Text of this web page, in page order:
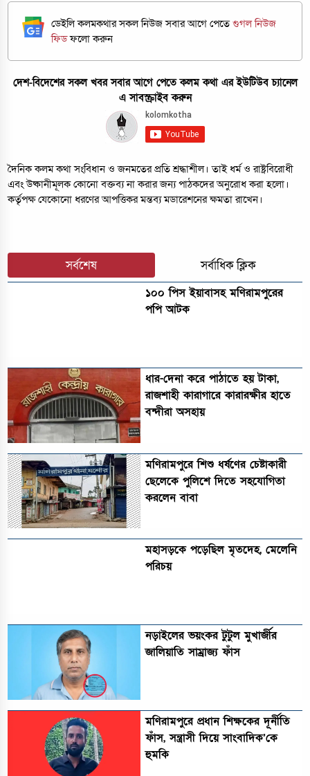
ডেইলি কলমকথার সকল নিউজ সবার আগে পেতেগুগল নিউজ
ফিডফলো করুন
দেশ-বিদেশের সকল খবর সবার আগে পেতে কলম কথা এর ইউটিউব চ্যানেল
এ সাবস্ক্রাইব করুন
দৈনিক কলম কথা সংবিধান ও জনমতের প্রতি শ্রদ্ধাশীল। তাই ধর্ম ও রাষ্ট্রবিরোধী
এবং উষ্কানীমূলক কোনো বক্তব্য না করার জন্য পাঠকদের অনুরোধ করা হলো।
কর্তৃপক্ষ যেকোনো ধরণের আপত্তিকর মন্তব্য মডারেশনের ক্ষমতা রাখেন।
সর্বশেষ সর্বাধিক ক্লিক
১০০ পিস ইয়াবাসহ মণিরামপুরের
পপি আটক
ধার-দেনা করে পাঠাতে হয় টাকা,
রাজশাহী কারাগারে কারারক্ষীর হাতে
বন্দীরা অসহায়
মণিরামপুরে শিশু ধর্ষণের চেষ্টাকারী
ছেলেকে পুলিশে দিতে সহযোগিতা
করলেন বাবা
মহাসড়কে পড়েছিল মৃতদেহ, মেলেনি
পরিচয়
নড়াইলের ভয়ংকর টুটুল মুখার্জীর
জালিয়াতি সাম্রাজ্য ফাঁস
মণিরামপুরে প্রধান শিক্ষকের দূর্নীতি
ফাঁস, সন্ত্রাসী দিয়ে সাংবাদিক’কে
হুমকি